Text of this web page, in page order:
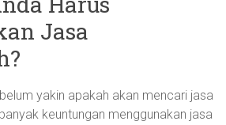
Jasa
yakin apakah akan mencari jasa
keuntungan menggunakan jasa